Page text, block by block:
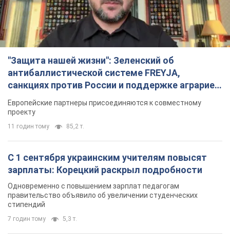
"Защита нашей жизни": Зеленский об
антибаллистической системе FREYJA,
санкциях против России и поддержке аграриев.
Видео
Европейские партнеры присоединяются к совместному
проекту
11 годин тому 85,2 т.
С 1 сентября украинским учителям повысят
зарплаты: Корецкий раскрыл подробности
Одновременно с повышением зарплат педагогам
правительство объявило об увеличении студенческих
стипендий
7 годин тому 5,3 т.